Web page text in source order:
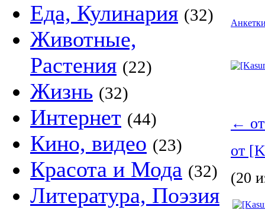
Еда, Кулинария (32)
Животные,
Растения (22)
Жизнь (32)
Интернет (44)
Кино, видео (23)
Красота и Мода (32)
Литература, Поэзия
←
от
(20